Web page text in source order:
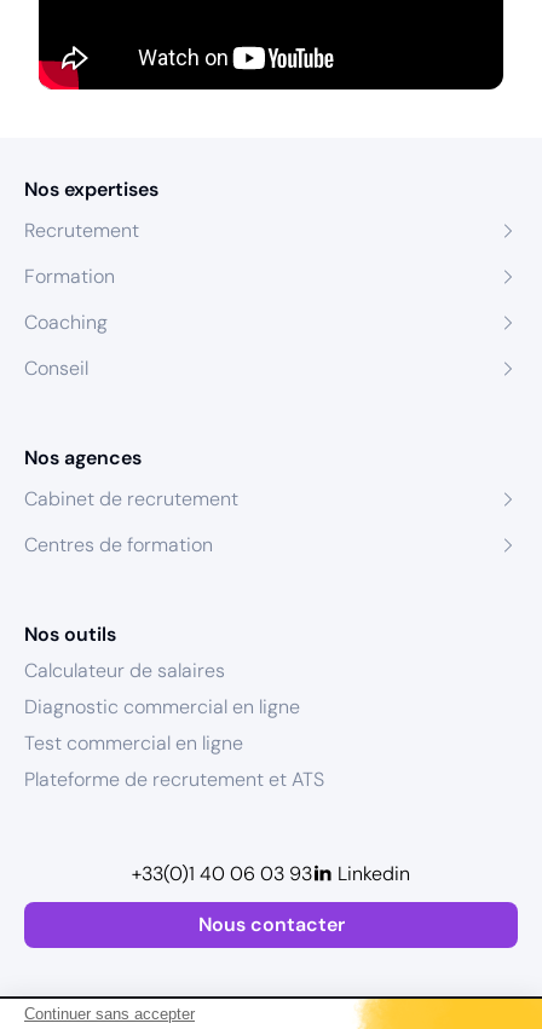
Continuer sans accepter
Nos expertises
Recrutement
Formation
Coaching
Conseil
Nos agences
Cabinet de recrutement
Centres de formation
Nos outils
Calculateur de salaires
Diagnostic commercial en ligne
Test commercial en ligne
Plateforme de recrutement et ATS
Nous contacter
+33(0)1 40 06 03 93 Linkedin